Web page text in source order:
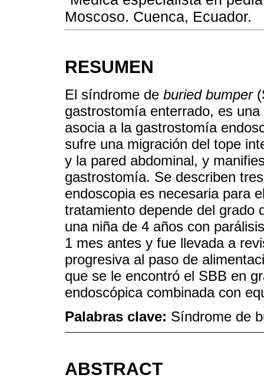
Moscoso. Cuenca, Ecuador.
RESUMEN
El síndrome de buried bumper
gastrostomía enterrado, es
asocia a la gastrostomía
sufre una migración del tope
y la pared abdominal, y
gastrostomía. Se describen
endoscopia es necesaria para
tratamiento depende del grado
una niña de 4 años con
1 mes antes y fue llevada a
progresiva al paso de
que se le encontró el SBB en
endoscópica combinada con
Palabras clave: Síndrome de
ABSTRACT